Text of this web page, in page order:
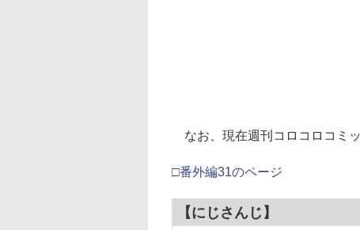
なお、現在週刊コロコロコミ
□番外編31のページ
【にじさんじ】